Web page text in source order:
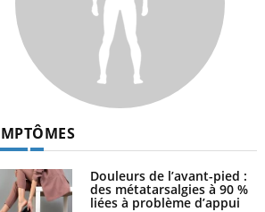
Douleurs de l’avant-pied :
des métatarsalgies à 90 %
liées à problème d’appui